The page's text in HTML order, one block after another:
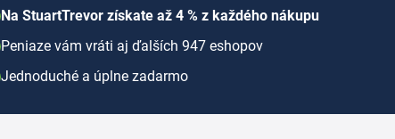
Na StuartTrevor získate až 4 % z každého nákupu
Peniaze vám vráti aj ďalších 947 eshopov
Jednoduché a úplne zadarmo